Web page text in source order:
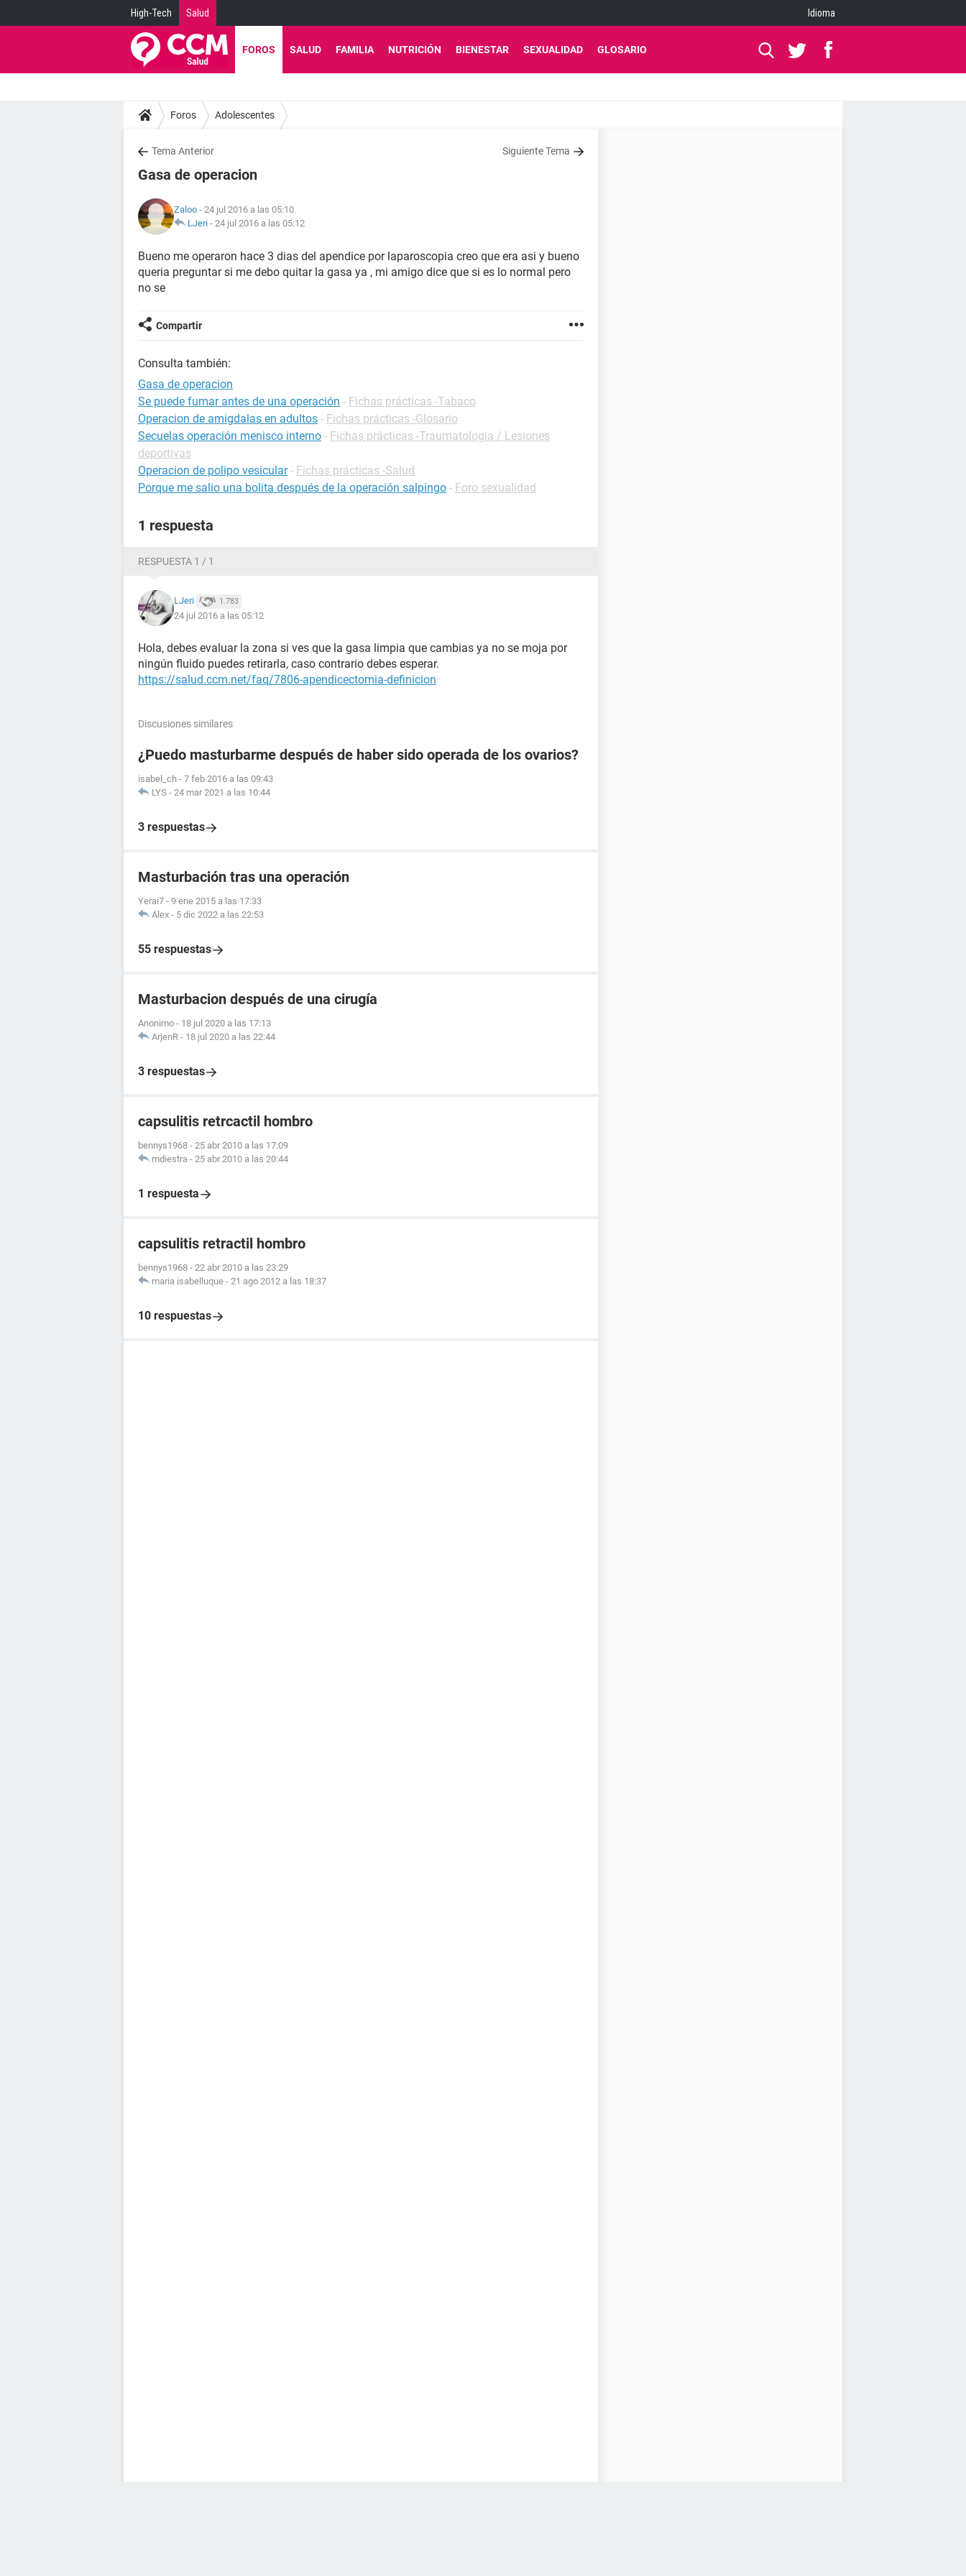
High-Tech Salud Idioma
FOROS SALUD FAMILIA NUTRICIÓN BIENESTAR SEXUALIDAD GLOSARIO
Foros Adolescentes
Tema Anterior Siguiente Tema
Gasa de operacion
Zaloo - 24 jul 2016 a las 05:10
LJeri - 24 jul 2016 a las 05:12
Bueno me operaron hace 3 dias del apendice por laparoscopia creo que era asi y bueno
queria preguntar si me debo quitar la gasa ya , mi amigo dice que si es lo normal pero
no se
Compartir
Consulta también:
Gasa de operacion
Se puede fumar antes de una operación - Fichas prácticas -Tabaco
Operacion de amigdalas en adultos - Fichas prácticas -Glosario
Secuelas operación menisco interno - Fichas prácticas -Traumatologia / Lesiones
deportivas
Operacion de polipo vesicular - Fichas prácticas -Salud
Porque me salio una bolita después de la operación salpingo - Foro sexualidad
1 respuesta
RESPUESTA 1 / 1
LJeri 1.783
24 jul 2016 a las 05:12
Hola, debes evaluar la zona si ves que la gasa limpia que cambias ya no se moja por
ningún fluido puedes retirarla, caso contrario debes esperar.
https://salud.ccm.net/faq/7806-apendicectomia-definicion
Discusiones similares
¿Puedo masturbarme después de haber sido operada de los ovarios?
isabel_ch - 7 feb 2016 a las 09:43
LYS - 24 mar 2021 a las 10:44
3 respuestas
Masturbación tras una operación
Yerai7 - 9 ene 2015 a las 17:33
Alex - 5 dic 2022 a las 22:53
55 respuestas
Masturbacion después de una cirugía
Anonimo - 18 jul 2020 a las 17:13
ArjenR - 18 jul 2020 a las 22:44
3 respuestas
capsulitis retrcactil hombro
bennys1968 - 25 abr 2010 a las 17:09
mdiestra - 25 abr 2010 a las 20:44
1 respuesta
capsulitis retractil hombro
bennys1968 - 22 abr 2010 a las 23:29
maria isabelluque - 21 ago 2012 a las 18:37
10 respuestas